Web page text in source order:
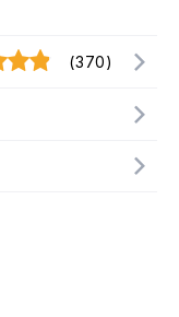
(370)